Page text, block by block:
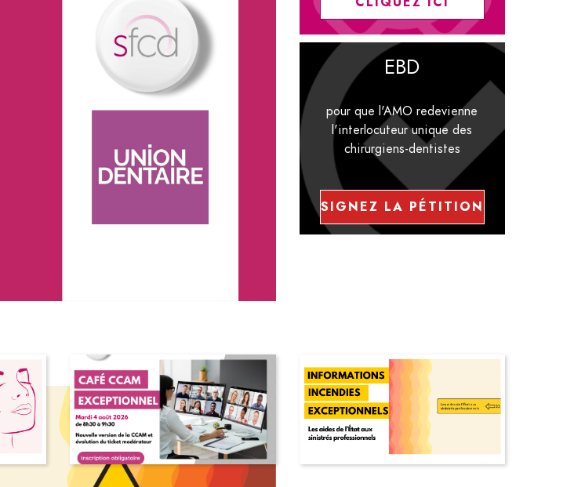
Qui Répondent À Vos Besoins.
EBD
pour que l'AMO redevienne
l'interlocuteur unique des
chirurgiens-dentistes
SIGNEZ LA PÉTITION